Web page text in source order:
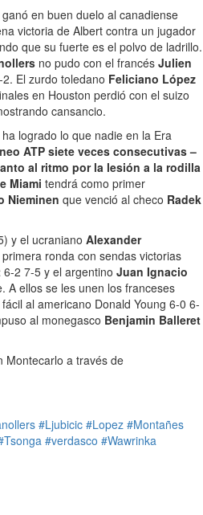
ganó en buen duelo al canadiense
victoria de Albert contra un jugador
que su fuerte es el polvo de ladrillo.
no pudo con el francés Julien
El zurdo toledano Feliciano López
en Houston perdió con el suizo
cansancio.
logrado lo que nadie en la Era
ATP siete veces consecutivas –
al ritmo por la lesión a la rodilla
Miami tendrá como primer
Nieminen que venció al checo Radek
y el ucraniano Alexander
ronda con sendas victorias
6-2 7-5 y el argentino Juan Ignacio
A ellos se les unen los franceses
al americano Donald Young 6-0 6-
al monegasco Benjamin Balleret
Montecarlo a través de
#Ljubicic #Lopez #Montañes
#verdasco #Wawrinka